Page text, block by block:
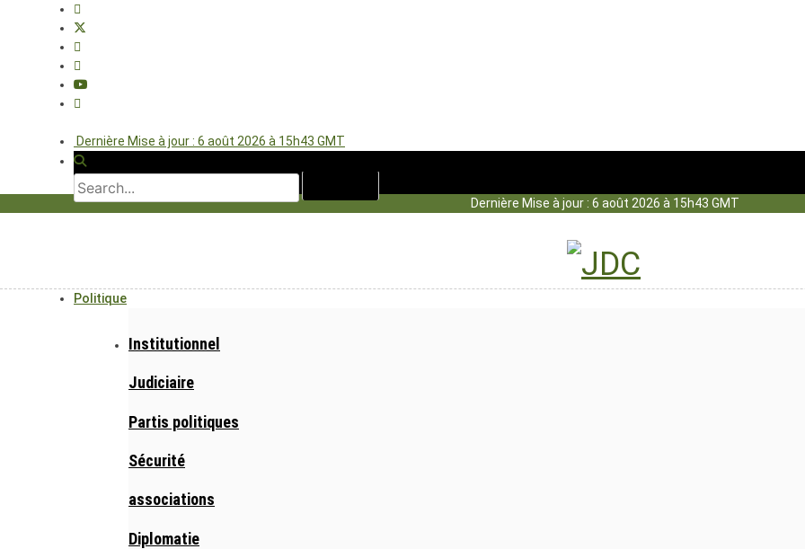
Dernière Mise à jour : 6 août 2026 à 15h43 GMT
Dernière Mise à jour : 6 août 2026 à 15h43 GMT
Politique
Institutionnel
Judiciaire
Partis politiques
Sécurité
associations
Diplomatie